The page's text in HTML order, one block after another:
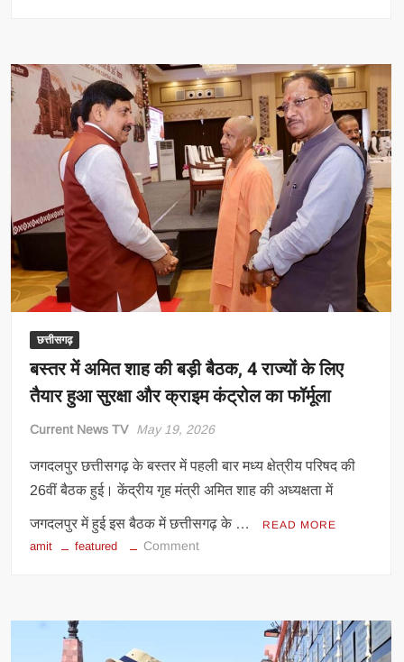
हेलीकॉप्टर
दो!
सुकमा
गांव
वालों
की
अमित
शाह
अनोखी
मांग
छत्तीसगढ़
बस्तर में अमित शाह की बड़ी बैठक, 4 राज्यों के लिए
तैयार हुआ सुरक्षा और क्राइम कंट्रोल का फॉर्मूला
Current News TV May 19, 2026
जगदलपुर छत्तीसगढ़ के बस्तर में पहली बार मध्य क्षेत्रीय परिषद की
26वीं बैठक हुई। केंद्रीय गृह मंत्री अमित शाह की अध्यक्षता में
जगदलपुर में हुई इस बैठक में छत्तीसगढ़ के … READ MORE
amit featured Commenton